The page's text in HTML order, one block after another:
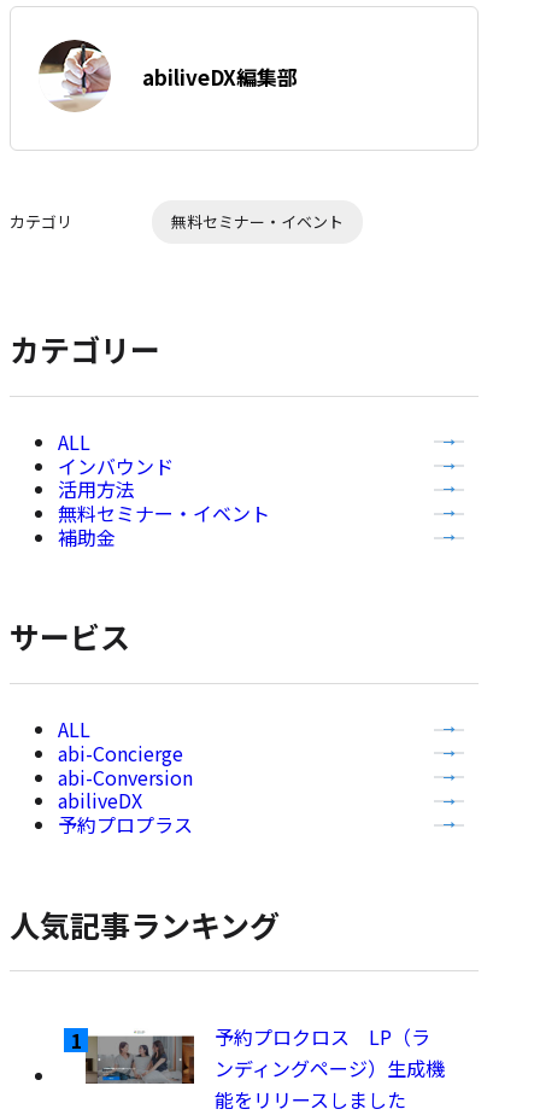
ェ
す
る
な
ッ
ー
著
者:
abiliveDX編集部
カテゴリ 無料セミナー・イベント
カテゴリー
て
の
記
示
インバウンド
活用方法
無料セミナー・イベント
補助金
サービス
て
の
記
示
abi-Concierge
abi-Conversion
abiliveDX
予約プロプラス
人気記事ランキング
予約プロクロス LP（ラ
ンディングページ）生成機
能をリリースしました